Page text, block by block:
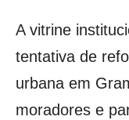
A vitrine
tentativa de
urbana em
moradores e